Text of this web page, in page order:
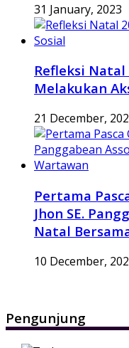
31 January, 2023
Refleksi Natal
Melakukan
21 December,
Pertama
Jhon SE.
Natal
10 December,
Pengunjung